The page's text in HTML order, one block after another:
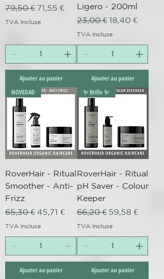
Prix original
79,50 € Prix promotionnel
71,55 €
TVA Incluse
Ajouter au panier
Ligero - 200ml
Prix original
23,00 € Prix
18,40 €
TVA Incluse
Ajouter au panier
NOVEDAD
RoverHair - Ritual
Smoother - Anti-
Frizz
Prix original
65,30 € Prix promotionnel
45,71 €
TVA Incluse
Ajouter au panier
✨ Brillo ✨
RoverHair - Ritual
pH Saver - Colour
Keeper
Prix original
66,20 € Prix
59,58 €
TVA Incluse
Ajouter au panier